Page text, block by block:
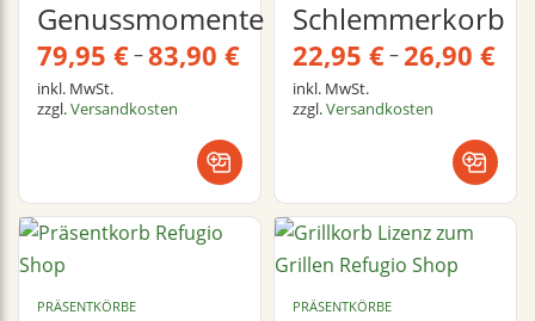
Genussmomente
79,95 €–83,90 €
inkl. MwSt.
zzgl.Versandkosten
Schlemmerkorb
22,95 €–26,90 €
inkl. MwSt.
zzgl.Versandkosten
PRÄSENTKÖRBE PRÄSENTKÖRBE